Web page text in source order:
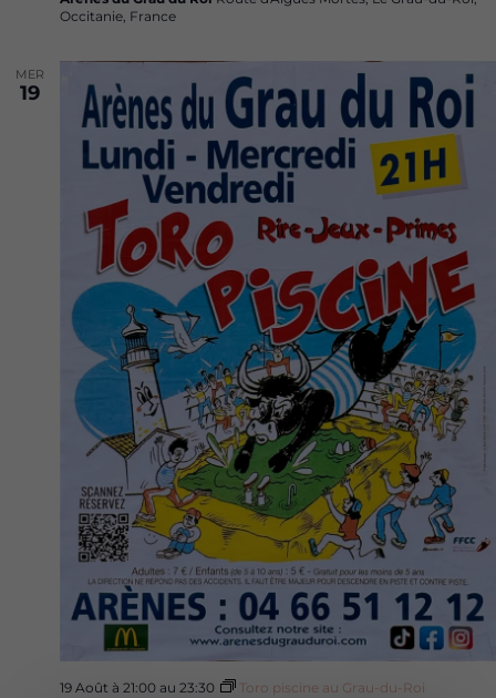
Occitanie, France
MER
19
19 Août à 21:00 au 23:30 Toro piscine au Grau-du-Roi